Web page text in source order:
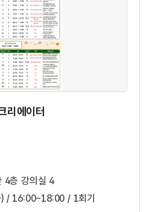
리에이터
4층 강의실 4
/ 16:00~18:00 / 1회기